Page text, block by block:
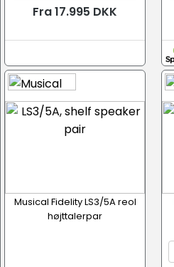
Fra 17.995 DKK
Musical Fidelity LS3/5A reol
højttalerpar